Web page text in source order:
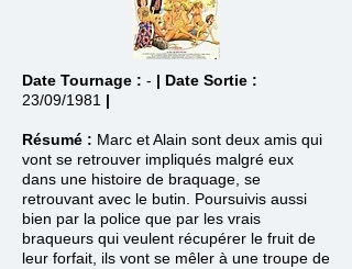
Date Tournage : - | Date Sortie :
23/09/1981 |
Résumé : Marc et Alain sont deux amis qui
vont se retrouver impliqués malgré eux
dans une histoire de braquage, se
retrouvant avec le butin. Poursuivis aussi
bien par la police que par les vrais
braqueurs qui veulent récupérer le fruit de
leur forfait, ils vont se mêler à une troupe de